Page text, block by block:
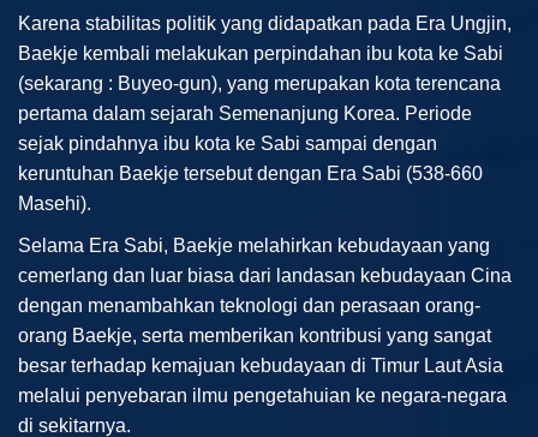
Karena stabilitas politik yang didapatkan pada Era Ungjin,
Baekje kembali melakukan perpindahan ibu kota ke Sabi
(sekarang : Buyeo-gun), yang merupakan kota terencana
pertama dalam sejarah Semenanjung Korea. Periode
sejak pindahnya ibu kota ke Sabi sampai dengan
keruntuhan Baekje tersebut dengan Era Sabi (538-660
Masehi).
Selama Era Sabi, Baekje melahirkan kebudayaan yang
cemerlang dan luar biasa dari landasan kebudayaan Cina
dengan menambahkan teknologi dan perasaan orang-
orang Baekje, serta memberikan kontribusi yang sangat
besar terhadap kemajuan kebudayaan di Timur Laut Asia
melalui penyebaran ilmu pengetahuian ke negara-negara
di sekitarnya.